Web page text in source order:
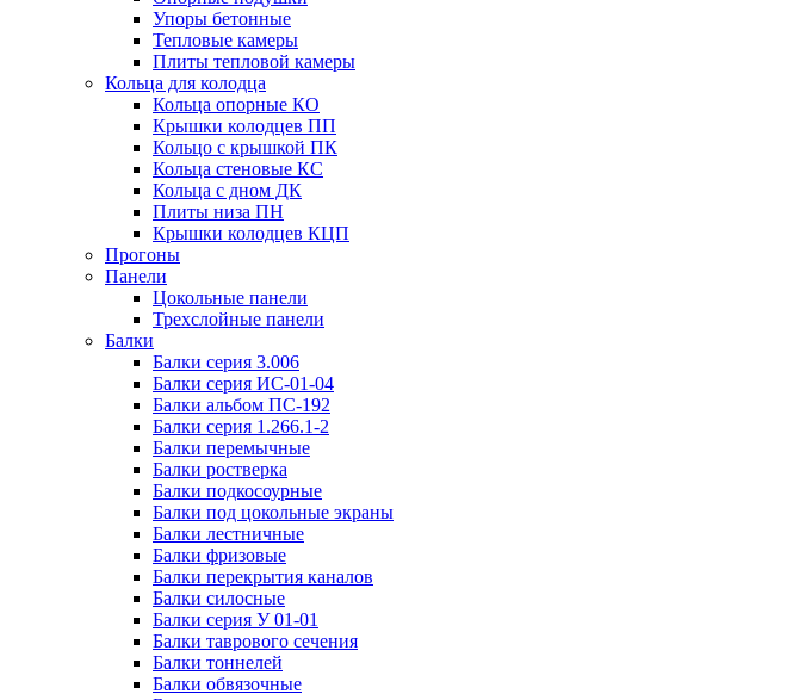
Упоры бетонные
Тепловые камеры
Плиты тепловой камеры
Кольца для колодца
Кольца опорные КО
Крышки колодцев ПП
Кольцо с крышкой ПК
Кольца стеновые КС
Кольца с дном ДК
Плиты низа ПН
Крышки колодцев КЦП
Прогоны
Панели
Цокольные панели
Трехслойные панели
Балки
Балки серия 3.006
Балки серия ИС-01-04
Балки альбом ПС-192
Балки серия 1.266.1-2
Балки перемычные
Балки ростверка
Балки подкосоурные
Балки под цокольные экраны
Балки лестничные
Балки фризовые
Балки перекрытия каналов
Балки силосные
Балки серия У 01-01
Балки таврового сечения
Балки тоннелей
Балки обвязочные